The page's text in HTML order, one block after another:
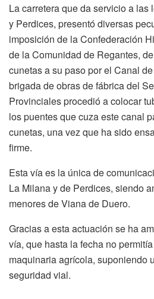
La carretera que da servicio a
y Perdices, presentó diversas
imposición de la Confederación
de la Comunidad de Regantes,
cunetas a su paso por el Canal
brigada de obras de fábrica del
Provinciales procedió a colocar
los puentes que cuza este canal
cunetas, una vez que ha sido
firme.
Esta vía es la única de
La Milana y de Perdices, siendo
menores de Viana de Duero.
Gracias a esta actuación se ha
vía, que hasta la fecha no
maquinaria agrícola, suponiendo
seguridad vial.